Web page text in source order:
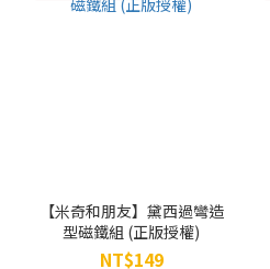
【米奇和朋友】黛西過彎造
型磁鐵組 (正版授權)
NT$149